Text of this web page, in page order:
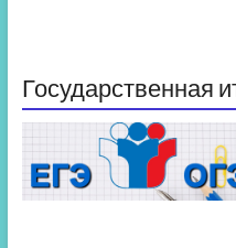
Государственная